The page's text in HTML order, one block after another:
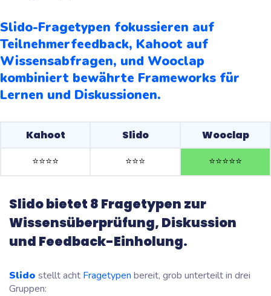
Slido-Fragetypen fokussieren auf
Teilnehmerfeedback, Kahoot auf
Wissensabfragen, und Wooclap
kombiniert bewährte Frameworks für
Lernen und Diskussionen.
Kahoot Slido
Wooclap
⭐️⭐️⭐️⭐️ ⭐️⭐️⭐️ ⭐️⭐️⭐️⭐️⭐️
Slido bietet 8 Fragetypen zur
Wissensüberprüfung, Diskussion
und Feedback-Einholung.
Slido stellt acht Fragetypen bereit, grob unterteilt in drei
Gruppen: